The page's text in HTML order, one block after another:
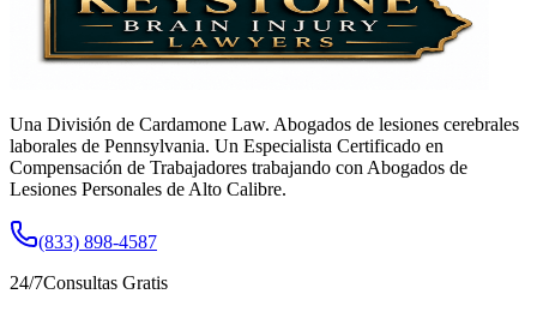
Una División de Cardamone Law. Abogados de lesiones cerebrales
laborales de Pennsylvania. Un Especialista Certificado en
Compensación de Trabajadores trabajando con Abogados de
Lesiones Personales de Alto Calibre.
(833) 898-4587
24/7Consultas Gratis